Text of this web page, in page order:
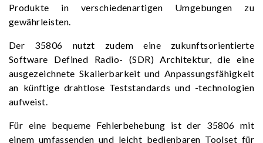
Produkte in verschiedenartigen Umgebungen zu
gewährleisten.
Der 35806 nutzt zudem eine zukunftsorientierte
Software Defined Radio- (SDR) Architektur, die eine
ausgezeichnete Skalierbarkeit und Anpassungsfähigkeit
an künftige drahtlose Teststandards und -technologien
aufweist.
Für eine bequeme Fehlerbehebung ist der 35806 mit
einem umfassenden und leicht bedienbaren Toolset für